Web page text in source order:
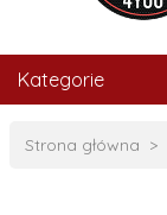
Kategorie
Strona główna